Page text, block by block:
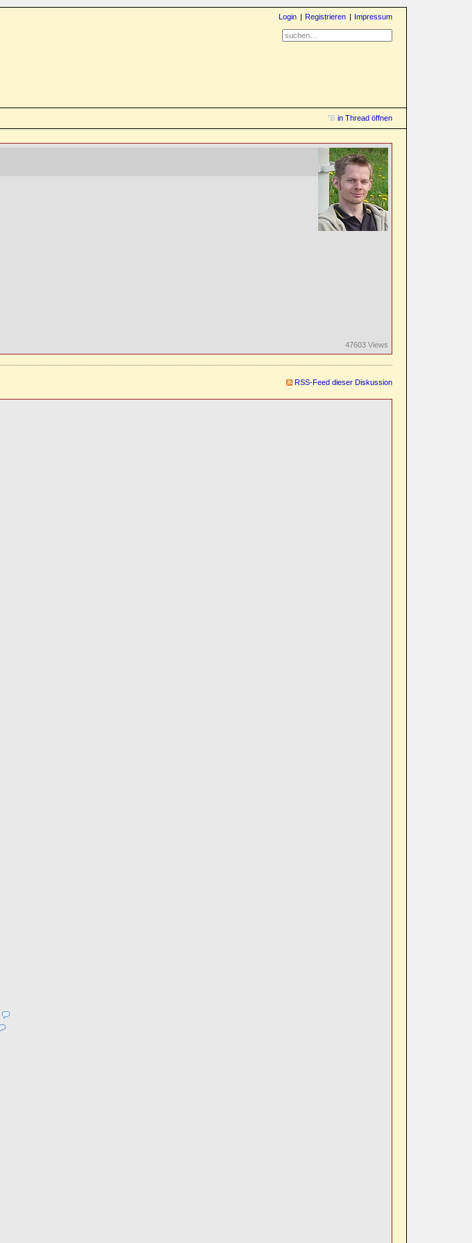
Login Registrieren Impressum
in Thread öffnen
47603 Views
RSS-Feed dieser Diskussion